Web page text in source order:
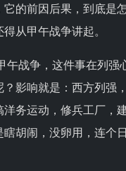
的前因后果，到底是怎
从甲午战争讲起。
午战争，这件事在列强
影响就是：西方列强
务运动，修兵工厂，
胡闹，没卵用，连个